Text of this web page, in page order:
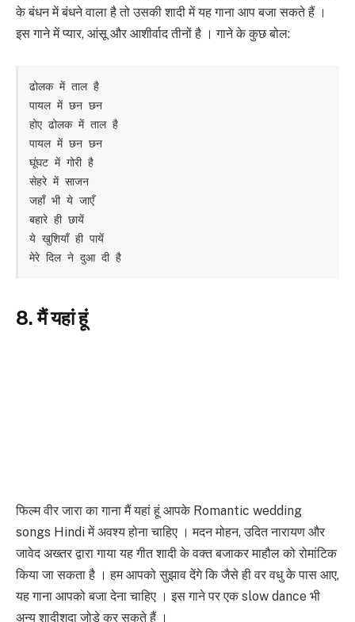
के बंधन में बंधने वाला है तो उसकी शादी में यह गाना आप बजा सकते हैं ।
इस गाने में प्यार, आंसू और आशीर्वाद तीनों है । गाने के कुछ बोल:
ढोलक में ताल है
पायल में छन छन
होए ढोलक में ताल है
पायल में छन छन
घूंघट में गोरी है
सेहरे में साजन
जहाँ भी ये जाएँ
बहारे ही छायें
ये खुशियाँ ही पायें
मेरे दिल ने दुआ दी है
8. मैं यहां हूं
फिल्म वीर जारा का गाना मैं यहां हूं आपके Romantic wedding
songs Hindi में अवश्य होना चाहिए । मदन मोहन, उदित नारायण और
जावेद अख्तर द्वारा गाया यह गीत शादी के वक्त बजाकर माहौल को रोमांटिक
किया जा सकता है । हम आपको सुझाव देंगे कि जैसे ही वर वधु के पास आए,
यह गाना आपको बजा देना चाहिए । इस गाने पर एक slow dance भी
अन्य शादीशुदा जोड़े कर सकते हैं ।